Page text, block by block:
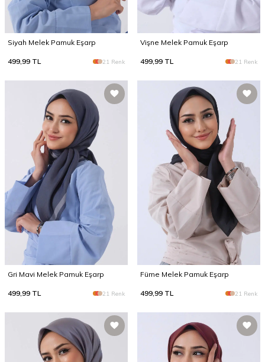
Siyah Melek Pamuk Eşarp
499,99 TL 21 Renk
Vişne Melek Pamuk Eşarp
499,99 TL 21 Renk
Gri Mavi Melek Pamuk Eşarp
499,99 TL 21 Renk
Füme Melek Pamuk Eşarp
499,99 TL 21 Renk